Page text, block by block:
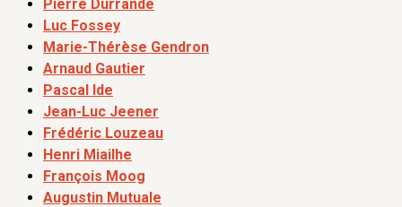
Pierre Durrande
Luc Fossey
Marie-Thérèse Gendron
Arnaud Gautier
Pascal Ide
Jean-Luc Jeener
Frédéric Louzeau
Henri Miailhe
François Moog
Augustin Mutuale